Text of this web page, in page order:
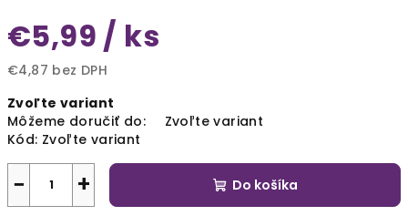
€5,99 / ks
€4,87 bez DPH
cena:
Zvoľte variant
Môžeme doručiť do:
Zvoľte variant
Kód: Zvoľte variant
+
− Do košíka